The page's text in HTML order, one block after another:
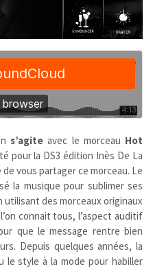
s’agite avec le morceau Hot
pour la DS3 édition Inès De La
vous partager ce morceau. Le
la musique pour sublimer ses
des morceaux originaux
connait tous, l’aspect auditif
que le message rentre bien
Depuis quelques années, la
le style à la mode pour habiller